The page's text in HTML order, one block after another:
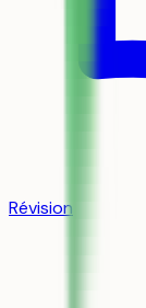
Révision